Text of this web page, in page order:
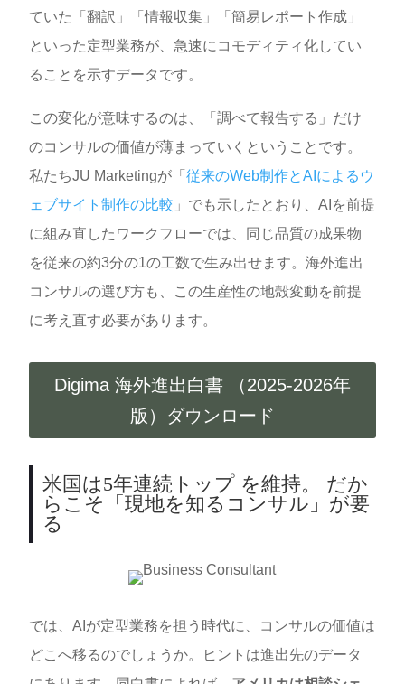
ていた「翻訳」「情報収集」「簡易レポート作成」
といった定型業務が、急速にコモディティ化してい
ることを示すデータです。
この変化が意味するのは、「調べて報告する」だけ
のコンサルの価値が薄まっていくということです。
私たちJU Marketingが「従来のWeb制作とAIによるウ
ェブサイト制作の比較 」でも示したとおり、AIを前提
に組み直したワークフローでは、同じ品質の成果物
を従来の約3分の1の工数で生み出せます。海外進出
コンサルの選び方も、この生産性の地殻変動を前提
に考え直す必要があります。
Digima 海外進出白書 （2025-2026年
版）ダウンロード
米国は5年連続トップ を維持。 だか
らこそ「現地を知るコンサル」が要
る
では、AIが定型業務を担う時代に、コンサルの価値は
どこへ移るのでしょうか。ヒントは進出先のデータ